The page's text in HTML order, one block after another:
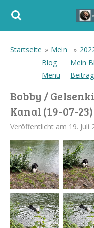
Zum
Startseite » Mein
Blog
Menü
»
Mein
Bobby /
Kanal (19-07-23)
Veröffentlicht am 19. Juli